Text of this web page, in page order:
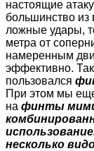
настоящие
большинство из
ложные удары,
метра от
намеренным
эффективно.
пользовался
При этом мы
на финты
несколько